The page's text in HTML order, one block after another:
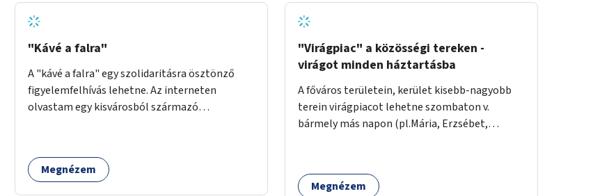
"Kávé a falra"
A "kávé a falra" egy szolidaritásra ösztönző
figyelemfelhívás lehetne. Az interneten
olvastam egy kisvárosból származó
dolgozói a falra. Ha egy arra rászoruló betért, a
falról ingyenesen megkaphatta a már
Megnézem
"Virágpiac" a közösségi tereken -
virágot minden háztartásba
A főváros területein, kerület kisebb-nagyobb
terein virágpiacot lehetne szombaton v.
bármely más napon (pl.Mária, Erzsébet,
helyeket, 50-150nm vagy afeletti területet (ha
sokakat érdekelne). Névleges összeget fizetne
Megnézem